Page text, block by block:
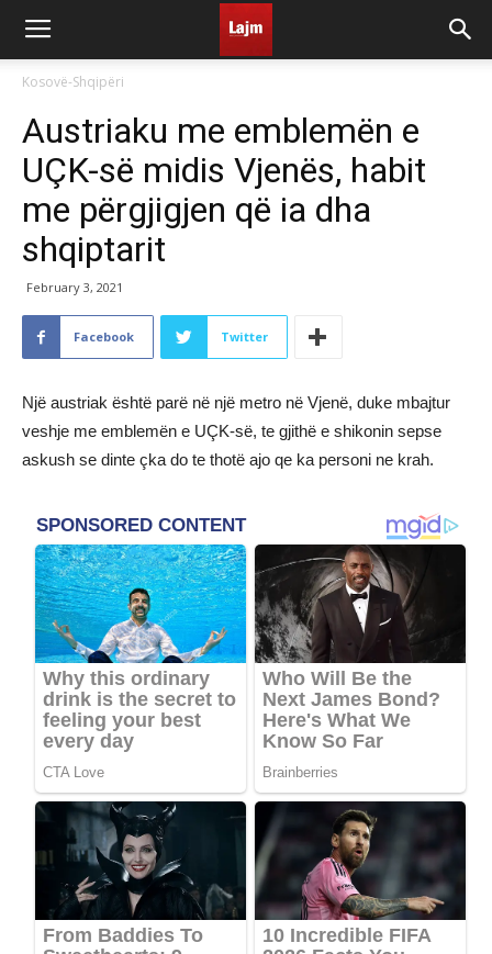
Kosovë-Shqipëri
Austriaku me emblemën e
UÇK-së midis Vjenës, habit
me përgjigjen që ia dha
shqiptarit
February 3, 2021
Facebook Twitter
Një austriak është parë në një metro në Vjenë, duke mbajtur
veshje me emblemën e UÇK-së, te gjithë e shikonin sepse
askush se dinte çka do te thotë ajo qe ka personi ne krah.